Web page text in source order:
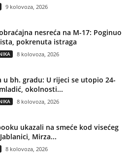
9 kolovoza, 2026
nesreća na M-17: Poginuo
pokrenuta istraga
8 kolovoza, 2026
u bh. gradu: U rijeci se utopio 24-
okolnosti...
8 kolovoza, 2026
ukazali na smeće kod visećeg
Mirza...
8 kolovoza, 2026